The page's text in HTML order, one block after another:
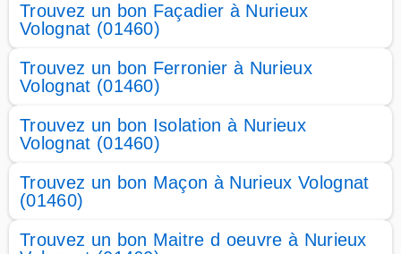
Trouvez un bon Façadier à Nurieux
Volognat (01460)
Trouvez un bon Ferronier à Nurieux
Volognat (01460)
Trouvez un bon Isolation à Nurieux
Volognat (01460)
Trouvez un bon Maçon à Nurieux Volognat
(01460)
Trouvez un bon Maitre d oeuvre à Nurieux